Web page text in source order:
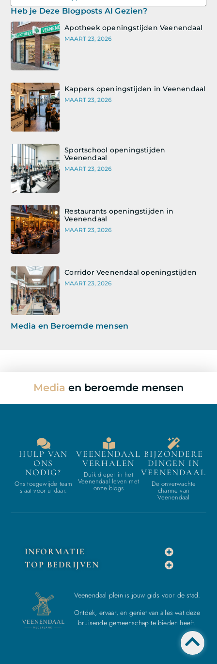
Heb je Deze Blogposts Al Gezien?
Apotheek openingstijden Veenendaal
MAART 23, 2026
Kappers openingstijden in Veenendaal
MAART 23, 2026
Sportschool openingstijden
Veenendaal
MAART 23, 2026
Restaurants openingstijden in
Veenendaal
MAART 23, 2026
Corridor Veenendaal openingstijden
MAART 23, 2026
Media en Beroemde mensen
Media en beroemde mensen
HULP VAN
ONS
NODIG?
Ons toegewijde team
staat voor u klaar.
VEENENDAAL
VERHALEN
Duik dieper in het
Veenendaal leven met
onze blogs
BIJZONDERE
DINGEN IN
VEENENDAAL
De onverwachte
charme van
Veenendaal
INFORMATIE
TOP BEDRIJVEN
Veenendaal plein is jouw gids voor de stad.
Ontdek, ervaar, en geniet van alles wat deze
bruisende gemeenschap te bieden heeft.